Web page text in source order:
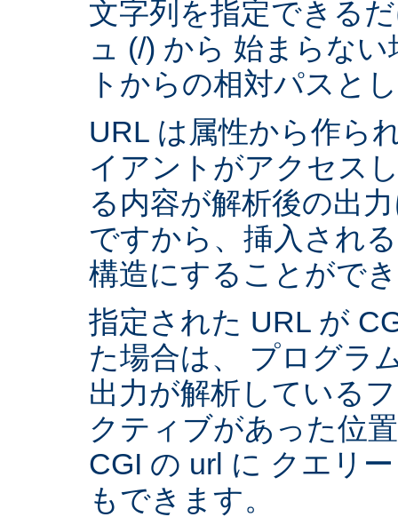
文字列を指定できる
ュ (/) から 始まらな
トからの相対パスと
URL は属性から作ら
イアントがアクセス
る内容が解析後の出
ですから、挿入され
構造にすることがで
指定された URL が
た場合は、 プログラ
出力が解析している
クティブがあった位
CGI の url に クエリ
もできます。